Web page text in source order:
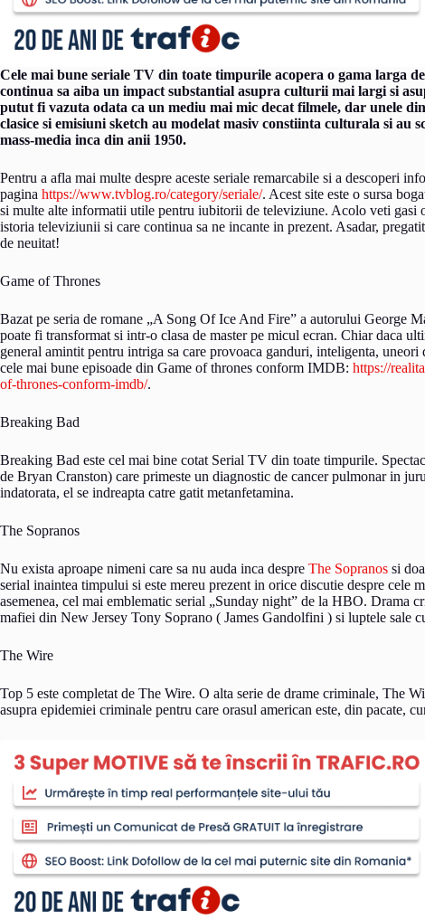
Cele mai bune seriale TV din toate timpurile acopera o gama larga
continua sa aiba un impact substantial asupra culturii mai largi si
putut fi vazuta odata ca un mediu mai mic decat filmele, dar unele
clasice si emisiuni sketch au modelat masiv constiinta culturala si au
mass-media inca din anii 1950.
Pentru a afla mai multe despre aceste seriale remarcabile si a descoperi
pagina https://www.tvblog.ro/category/seriale/. Acest site este o sursa
si multe alte informatii utile pentru iubitorii de televiziune. Acolo veti gasi
istoria televiziunii si care continua sa ne incante in prezent. Asadar,
de neuitat!
Game of Thrones
Bazat pe seria de romane „A Song Of Ice And Fire” a autorului George
poate fi transformat si intr-o clasa de master pe micul ecran. Chiar daca
general amintit pentru intriga sa care provoaca ganduri, inteligenta,
cele mai bune episoade din Game of thrones conform IMDB: https://
of-thrones-conform-imdb/.
Breaking Bad
Breaking Bad este cel mai bine cotat Serial TV din toate timpurile.
de Bryan Cranston) care primeste un diagnostic de cancer pulmonar in
indatorata, el se indreapta catre gatit metanfetamina.
The Sopranos
Nu exista aproape nimeni care sa nu auda inca despre The Sopranos si
serial inaintea timpului si este mereu prezent in orice discutie despre
asemenea, cel mai emblematic serial „Sunday night” de la HBO. Drama
mafiei din New Jersey Tony Soprano ( James Gandolfini ) si luptele sale
The Wire
Top 5 este completat de The Wire. O alta serie de drame criminale, The
asupra epidemiei criminale pentru care orasul american este, din pacate,